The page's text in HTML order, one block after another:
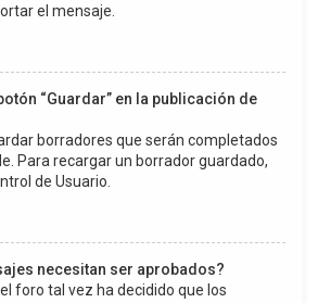
el mensaje.
“Guardar” en la publicación de
borradores que serán completados
Para recargar un borrador guardado,
de Usuario.
necesitan ser aprobados?
foro tal vez ha decidido que los